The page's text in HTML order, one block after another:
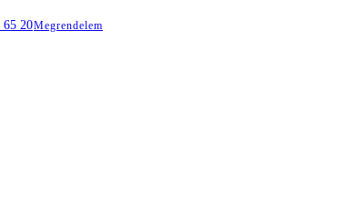
65 20Megrendelem